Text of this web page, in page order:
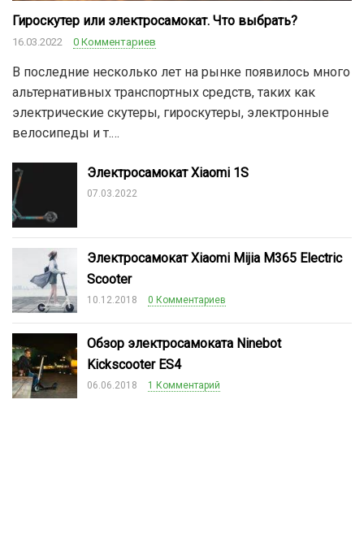
Гироскутер или электросамокат. Что выбрать?
16.03.2022 0 Комментариев
В последние несколько лет на рынке появилось много
альтернативных транспортных средств, таких как
электрические скутеры, гироскутеры, электронные
велосипеды и т.…
Электросамокат Xiaomi 1S
07.03.2022
Электросамокат Xiaomi Mijia M365 Electric
Scooter
10.12.2018 0 Комментариев
Обзор электросамоката Ninebot
Kickscooter ES4
06.06.2018 1 Комментарий